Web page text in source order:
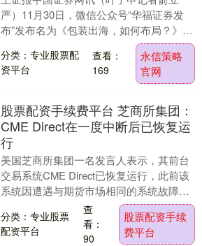
严）11月30日，微信公众号“华福证券发
布”发布名为《包装出海，如何布局？》的
文章。文章观点认为，近年来，随着国内
存量市场饱和....
分类：专业股票配
资平台
查看：
169
永信策略
官网
股票配资手续费平台 芝商所集团：
CME Direct在一度中断后已恢复运
行
美国芝商所集团一名发言人表示，其前台
交易系统CME Direct已恢复运行，此前该
系统因遭遇与期货市场相同的系统故障而
被迫暂停。CME Direct是一款用于交....
分类：专业股票
配资平台
查
看：
90
股票配资手续
费平台